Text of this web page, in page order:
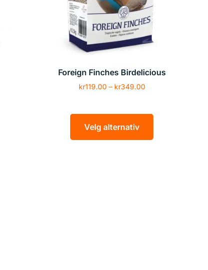
Foreign Finches Birdelicious
kr119.00 – kr349.00
Velg alternativ